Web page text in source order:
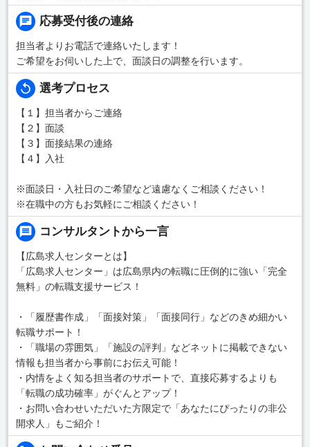
応募受付後の連絡
担当者よりお電話で連絡いたします！
ご希望をお伺いした上で、面談日の調整を行います。
選考プロセス
【１】担当者からご連絡
【２】面談
【３】面接結果の連絡
【４】入社
※面談日・入社日のご希望など遠慮なくご相談ください！
※在職中の方もお気軽にご相談ください！
コンサルタントから一言
【広島求人センターとは】
「広島求人センター」は広島県内の転職に圧倒的に強い「完全
無料」の転職支援サービス！
・「履歴書作成」「面接対策」「面接同行」などのきめ細かい
転職サポート！
・「職場の雰囲気」「施設の評判」などネットに掲載できない
情報も担当者から事前にお伝え可能！
・内情をよく知る担当者のサポートで、直接応募するよりも
「転職の成功確率」がぐんとアップ！
・お問い合わせいただいた方限定で「あなたにぴったりの非公
開求人」もご紹介！